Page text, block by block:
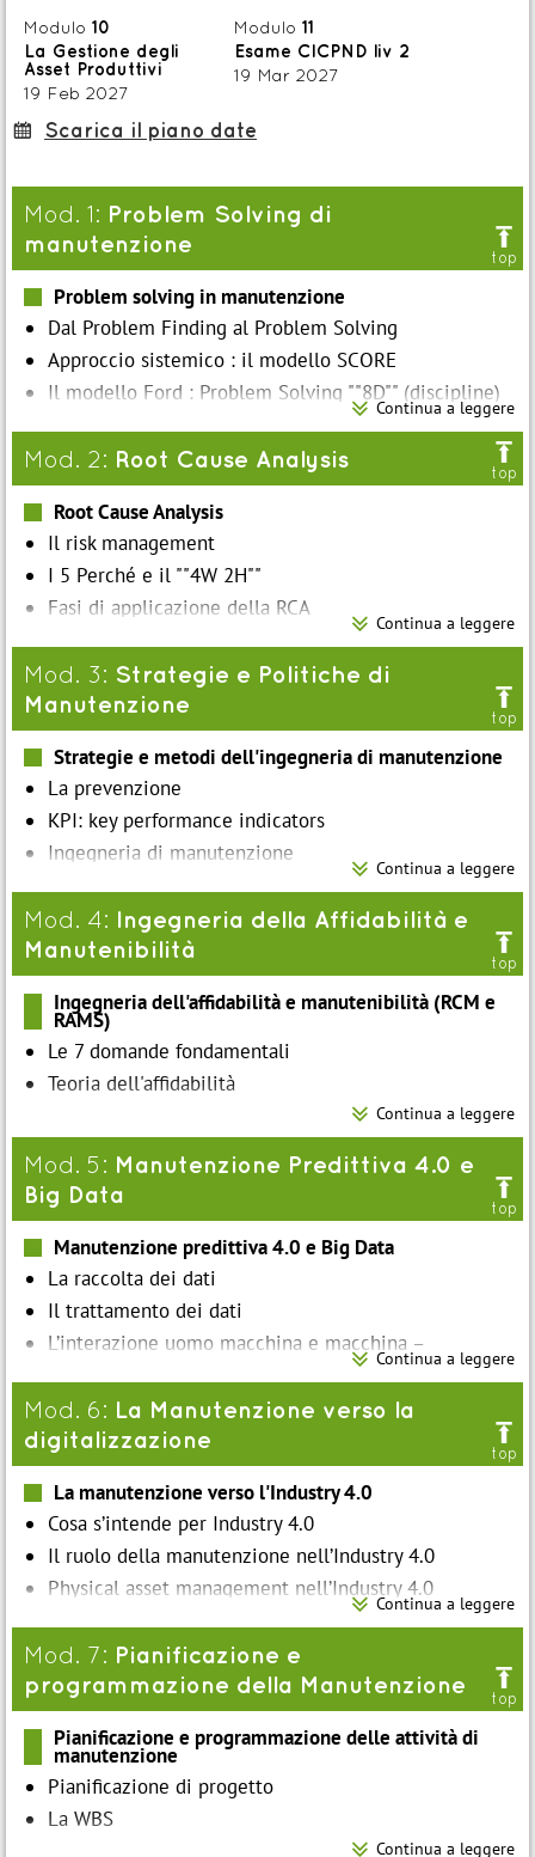
Modulo 10
La Gestione degli
Asset Produttivi
19 Feb 2027
Modulo11
Esame CICPND liv 2
19 Mar 2027
: Scarica il piano date
Mod. 1: Problem Solving di
manutenzione

top
Problem solving in manutenzione
Dal Problem Finding al Problem Solving
Approccio sistemico : il modello SCORE
Il modello Ford : Problem Solving ""8D"" (discipline)
I tools : Diagramma di Ishikawa e analisi di Pareto
Analisi FMECA
Continua a leggere
Mod. 2: Root Cause Analysis 
top
Root Cause Analysis
Il risk management
I 5 Perché e il ""4W 2H""
Fasi di applicazione della RCA
Continua a leggere
Mod. 3: Strategie e Politiche di
Manutenzione

top
Strategie e metodi dell'ingegneria di manutenzione
La prevenzione
KPI: key performance indicators
Ingegneria di manutenzione
Continua a leggere
Mod. 4: Ingegneria della Affidabilità e
Manutenibilità

top
Ingegneria dell'affidabilità e manutenibilità (RCM e
RAMS)
Le 7 domande fondamentali
Teoria dell'affidabilità
Diagramma decisionale
Organizzazione per implementare la RCM
Continua a leggere
Mod. 5: Manutenzione Predittiva 4.0 e
Big Data

top
Manutenzione predittiva 4.0 e Big Data
La raccolta dei dati
Il trattamento dei dati
L’interazione uomo macchina e macchina –
Continua a leggere
Mod. 6: La Manutenzione verso la
digitalizzazione

top
La manutenzione verso l'Industry 4.0
Cosa s’intende per Industry 4.0
Il ruolo della manutenzione nell’Industry 4.0
Physical asset management nell’Industry 4.0
Le implicazioni nell’organizzazione aziendale
Early Equipment Management
Continua a leggere
Mod. 7: Pianificazione e
programmazione della Manutenzione

top
Pianificazione e programmazione delle attività di
manutenzione
Pianificazione di progetto
La WBS
Responsabilità, relazioni e vincoli di progetto
Continua a leggere